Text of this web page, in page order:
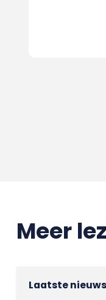
Meer
Laatste nieuws